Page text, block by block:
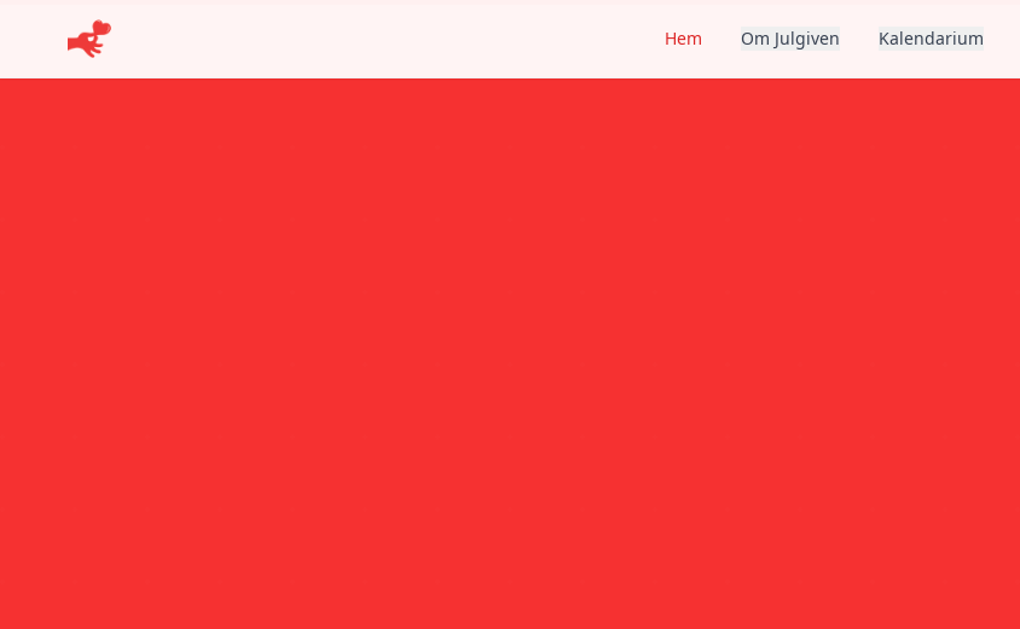
Hem Om Julgiven Kalendarium